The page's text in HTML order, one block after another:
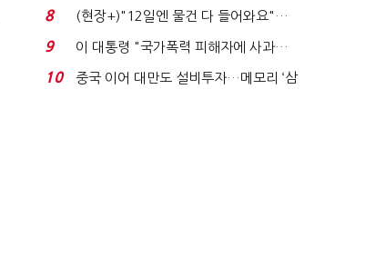
요"…'덜 똘똘한 한 채' 20...
8
(현장+)"12일엔 물건 다 들어와요"…
빈 매대 채우며 문 연 ...
9
이 대통령 "국가폭력 피해자에 사과…
적극적 조사로 진...
10
중국 이어 대만도 설비투자…메모리 ‘삼